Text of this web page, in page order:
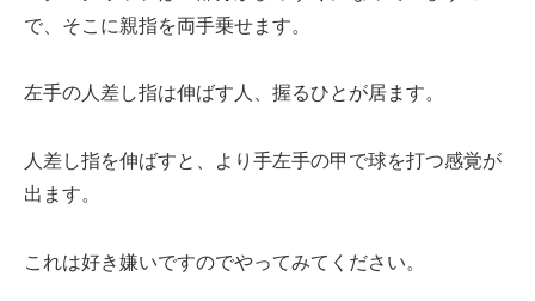
で、そこに親指を両手乗せます。
左手の人差し指は伸ばす人、握るひとが居ます。
人差し指を伸ばすと、より手左手の甲で球を打つ感覚が
出ます。
これは好き嫌いですのでやってみてください。